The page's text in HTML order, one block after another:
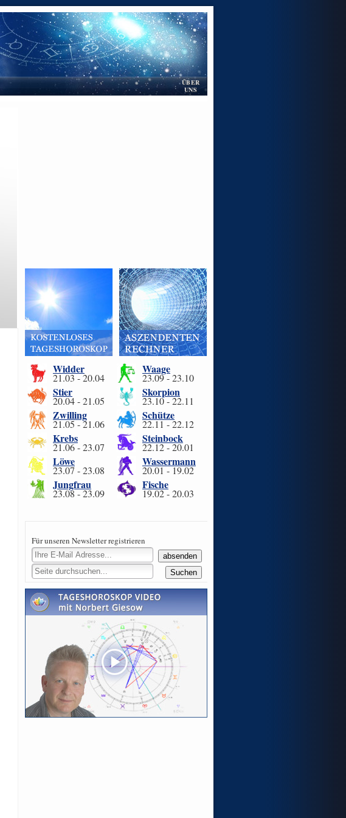
ÜBER
UNS
Widder
21.03 - 20.04
Waage
23.09 - 23.10
Stier
20.04 - 21.05
Skorpion
23.10 - 22.11
Zwilling
21.05 - 21.06
Schütze
22.11 - 22.12
Krebs
21.06 - 23.07
Steinbock
22.12 - 20.01
Löwe
23.07 - 23.08
Wassermann
20.01 - 19.02
Jungfrau
23.08 - 23.09
Fische
19.02 - 20.03
Für unseren Newsletter registrieren